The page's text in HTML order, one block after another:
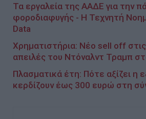
Τα εργαλεία της ΑΑΔΕ για την
φοροδιαφυγής - Η Τεχνητή
Data
Χρηματιστήρια: Νέο sell off
απειλές του Ντόναλντ Τραμπ
Πλασματικά έτη: Πότε αξίζει η
κερδίζουν έως 300 ευρώ στη